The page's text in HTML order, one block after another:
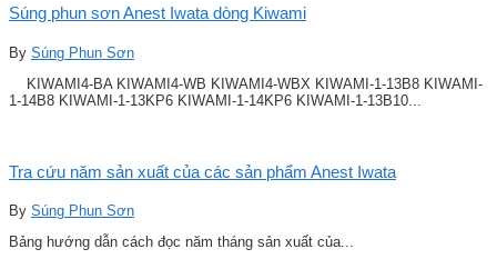
Súng phun sơn Anest Iwata dòng Kiwami
By Súng Phun Sơn
KIWAMI4-BA KIWAMI4-WB KIWAMI4-WBX KIWAMI-1-13B8 KIWAMI-
1-14B8 KIWAMI-1-13KP6 KIWAMI-1-14KP6 KIWAMI-1-13B10...
Tra cứu năm sản xuất của các sản phẩm Anest Iwata
By Súng Phun Sơn
Bảng hướng dẫn cách đọc năm tháng sản xuất của...